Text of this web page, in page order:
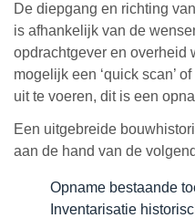
De diepgang en richting
is afhankelijk van de
opdrachtgever en overheid
mogelijk een ‘quick scan’
uit te voeren, dit is een
Een uitgebreide
aan de hand van de
Opname bestaande
Inventarisatie